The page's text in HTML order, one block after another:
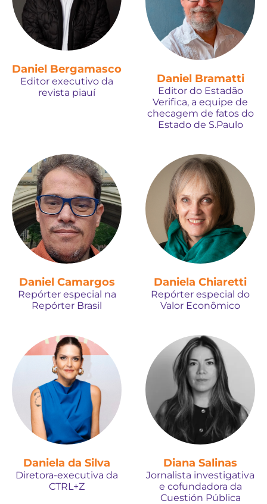
Daniel Bergamasco
Editor executivo da
revista piauí
Daniel Bramatti
Editor do Estadão
Verifica, a equipe de
checagem de fatos do
Estado de S.Paulo
Daniel Camargos
Repórter especial na
Repórter Brasil
Daniela Chiaretti
Repórter especial do
Valor Econômico
Daniela da Silva
Diretora-executiva da
CTRL+Z
Diana Salinas
Jornalista investigativa
e cofundadora da
Cuestión Pública